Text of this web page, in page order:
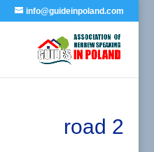
info@guideinpoland.com
road 2